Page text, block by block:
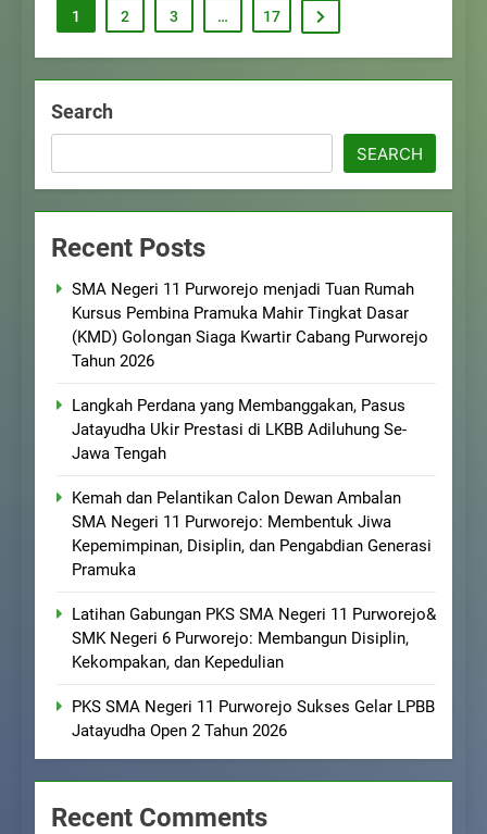
1 2 3 … 17
Search
SEARCH
Recent Posts
SMA Negeri 11 Purworejo menjadi Tuan Rumah
Kursus Pembina Pramuka Mahir Tingkat Dasar
(KMD) Golongan Siaga Kwartir Cabang Purworejo
Tahun 2026
Langkah Perdana yang Membanggakan, Pasus
Jatayudha Ukir Prestasi di LKBB Adiluhung Se-
Jawa Tengah
Kemah dan Pelantikan Calon Dewan Ambalan
SMA Negeri 11 Purworejo: Membentuk Jiwa
Kepemimpinan, Disiplin, dan Pengabdian Generasi
Pramuka
Latihan Gabungan PKS SMA Negeri 11 Purworejo&
SMK Negeri 6 Purworejo: Membangun Disiplin,
Kekompakan, dan Kepedulian
PKS SMA Negeri 11 Purworejo Sukses Gelar LPBB
Jatayudha Open 2 Tahun 2026
Recent Comments